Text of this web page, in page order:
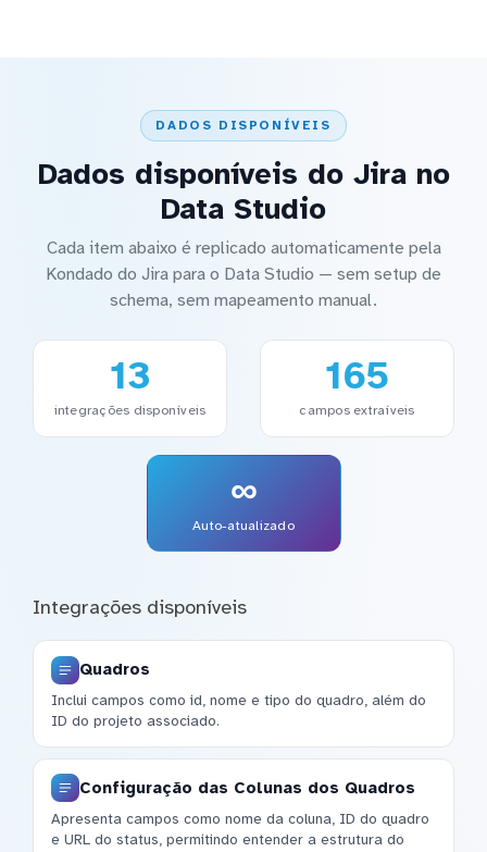
DADOS DISPONÍVEIS
Dados disponíveis do Jira no
Data Studio
Cada item abaixo é replicado automaticamente pela
Kondado do Jira para o Data Studio — sem setup de
schema, sem mapeamento manual.
13
integrações disponíveis
165
campos extraíveis
∞
Auto-atualizado
Integrações disponíveis
Quadros
Inclui campos como id, nome e tipo do quadro, além do
ID do projeto associado.
Configuração das Colunas dos Quadros
Apresenta campos como nome da coluna, ID do quadro
e URL do status, permitindo entender a estrutura do